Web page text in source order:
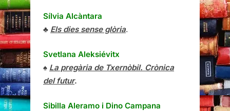
Sílvia Alcàntara
♣ Els dies sense glòria.
Svetlana Aleksiévitx
♠ La pregària de Txernòbil. Crònica
del futur.
Sibilla Aleramo i Dino Campana